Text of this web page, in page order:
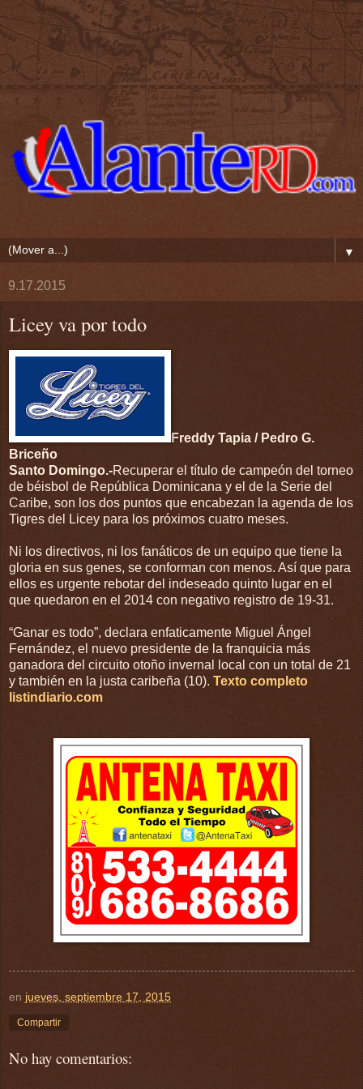
▼
9.17.2015
Licey va por todo
Freddy Tapia / Pedro G.
Briceño
Santo Domingo.-Recuperar el título de campeón del torneo
de béisbol de República Dominicana y el de la Serie del
Caribe, son los dos puntos que encabezan la agenda de los
Tigres del Licey para los próximos cuatro meses.
Ni los directivos, ni los fanáticos de un equipo que tiene la
gloria en sus genes, se conforman con menos. Así que para
ellos es urgente rebotar del indeseado quinto lugar en el
que quedaron en el 2014 con negativo registro de 19-31.
“Ganar es todo”, declara enfaticamente Miguel Ángel
Fernández, el nuevo presidente de la franquicia más
ganadora del circuito otoño invernal local con un total de 21
y también en la justa caribeña (10). Texto completo
listindiario.com
en jueves, septiembre 17, 2015
Compartir
No hay comentarios: